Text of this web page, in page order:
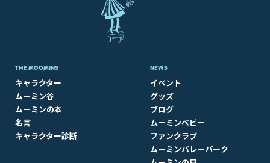
THE MOOMINS
キャラクター
ムーミン谷
ムーミンの本
名言
キャラクター診断
NEWS
イベント
グッズ
ブログ
ムーミンベビー
ファンクラブ
ムーミンバレーパーク